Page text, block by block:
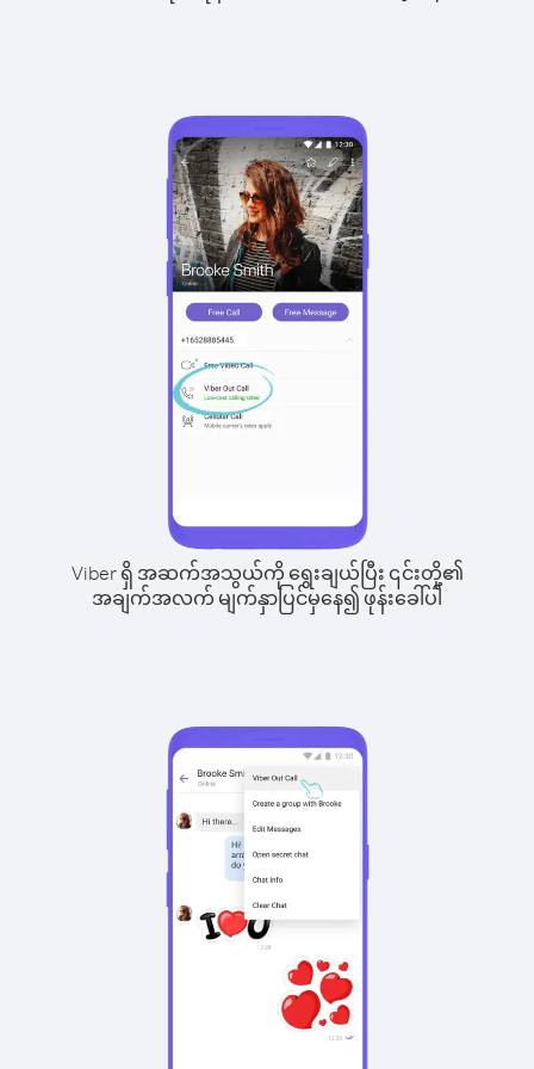
Viber ရှိ အဆက်အသွယ်ကို ရွေးချယ်ပြီး ၎င်းတို့၏
အချက်အလက် မျက်နှာပြင်မှနေ၍ ဖုန်းခေါ်ပါ